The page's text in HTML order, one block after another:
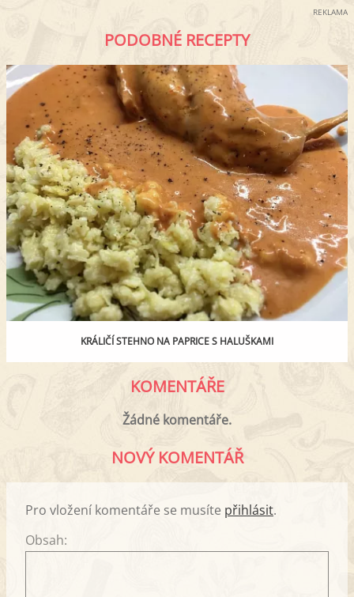
REKLAMA
PODOBNÉ RECEPTY
KRÁLIČÍ STEHNO NA PAPRICE S HALUŠKAMI
KOMENTÁŘE
Žádné komentáře.
NOVÝ KOMENTÁŘ
Pro vložení komentáře se musíte přihlásit.
Obsah: